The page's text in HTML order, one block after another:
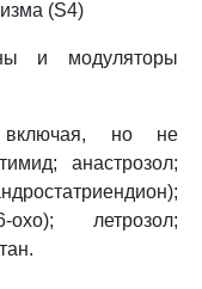
(S4)
и модуляторы
включая, но не
анастрозол;
летрозол;